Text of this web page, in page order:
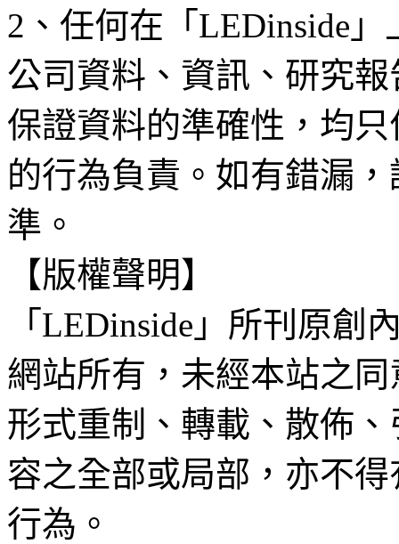
2、任何在「LEDinside
公司資料、資訊、研究
保證資料的準確性，均
的行為負責。如有錯漏
準。
【版權聲明】
「LEDinside」所刊原創
網站所有，未經本站之
形式重制、轉載、散佈
容之全部或局部，亦不
行為。